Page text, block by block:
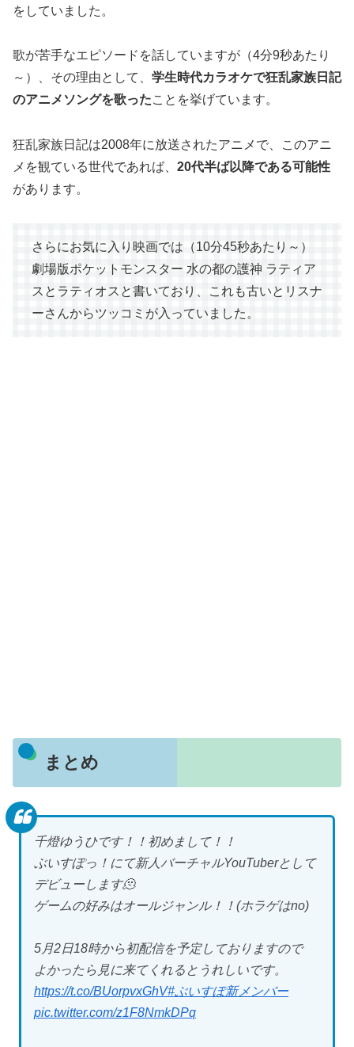
をしていました。
歌が苦手なエピソードを話していますが（4分9秒あたり
～）、その理由として、 学生時代カラオケで狂乱家族日記
のアニメソングを歌ったことを挙げています。
狂乱家族日記は2008年に放送されたアニメで、このアニ
メを観ている世代であれば、 20代半ば以降である可能性
があります。
さらにお気に入り映画では（10分45秒あたり～）
劇場版ポケットモンスター 水の都の護神 ラティア
スとラティオスと書いており、これも古いとリスナ
ーさんからツッコミが入っていました。
まとめ
千燈ゆうひです！！初めまして！！
ぶいすぽっ！にて新人バーチャルYouTuberとして
デビューします🫠
ゲームの好みはオールジャンル！！(ホラゲはno)
5月2日18時から初配信を予定しておりますので
よかったら見に来てくれるとうれしいです。
https://t.co/BUorpvxGhV#ぶいすぽ新メンバー
pic.twitter.com/z1F8NmkDPq